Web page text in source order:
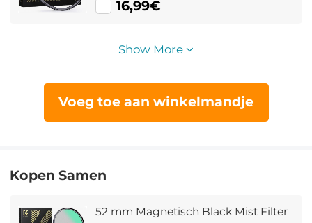
Systeem)
16,99€
Show More
Voeg toe aan winkelmandje
Kopen Samen
52 mm Magnetisch Black Mist Filter